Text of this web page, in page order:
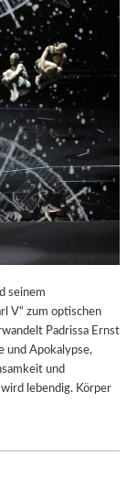
seinem
V“ zum optischen
Padrissa Ernst
und Apokalypse,
und
lebendig. Körper